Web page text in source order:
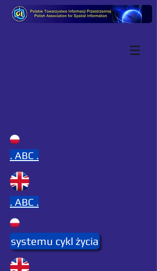
. ABC .
. ABC .
systemu cykl życia